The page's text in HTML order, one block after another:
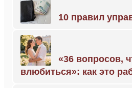
10 правил
«36 вопросов,
влюбиться»: как это